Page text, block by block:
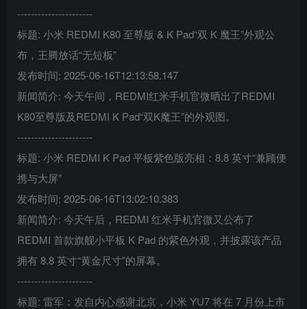
----------------------
标题: 小米 REDMI K80 至尊版 & K Pad“双 K 魔王”外观公
布，王腾放话“无短板”
发布时间: 2025-06-16T12:13:58.147
新闻简介: 今天午间，REDMI红米手机官微晒出了REDMI
K80至尊版及REDMI K Pad“双K魔王”的外观图。
----------------------
标题: 小米 REDMI K Pad 平板紫色版亮相：8.8 英寸“兼顾便
携与大屏”
发布时间: 2025-06-16T13:02:10.383
新闻简介: 今天午后，REDMI 红米手机官微又公布了
REDMI 首款旗舰小平板 K Pad 的紫色外观，并披露该产品
拥有 8.8 英寸“黄金尺寸”的屏幕。
----------------------
标题: 雷军：发自内心感谢北京，小米 YU7 将在 7 月份上市